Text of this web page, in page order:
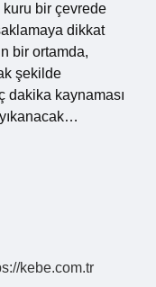
kuru bir çevrede
dikkat
bir ortamda,
şekilde
dakika kaynaması
kebe.com.tr